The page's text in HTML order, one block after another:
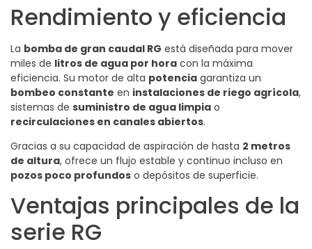
Rendimiento y eficiencia
La bomba de gran caudal RG está diseñada para mover
miles de litros de agua por hora con la máxima
eficiencia. Su motor de alta potencia garantiza un
bombeo constante en instalaciones de riego agrícola,
sistemas de suministro de agua limpia o
recirculaciones en canales abiertos.
Gracias a su capacidad de aspiración de hasta 2 metros
de altura, ofrece un flujo estable y continuo incluso en
pozos poco profundos o depósitos de superficie.
Ventajas principales de la
serie RG